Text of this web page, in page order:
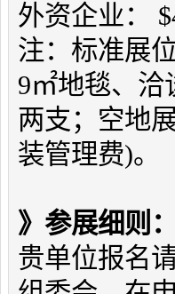
外资企业：
注：标准展
9㎡地毯、洽
两支；空地
装管理费)。
》参展细则：
贵单位报名